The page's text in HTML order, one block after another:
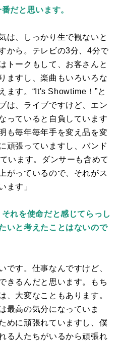
だと思います。
は、しっかり生で観ないと
から。テレビの3分、4分で
トークもして、お客さんと
ますし、楽曲もいろいろな
ます。“ It's Showtime ！”と
は、ライブですけど、エン
っていると自負しています
も毎年毎年手を変え品を変
頑張っていますし、バンド
います。ダンサーも含めて
がっているので、それがス
ます」
れを使命だと感じてらっし
いと考えたことはないので
です。仕事なんですけど、
きるんだと思います。もち
、大変なこともあります。
最高の気分になっていま
めに頑張れていますし、僕
る人たちがいるから頑張れ